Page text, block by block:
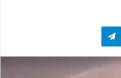
تيلقرام